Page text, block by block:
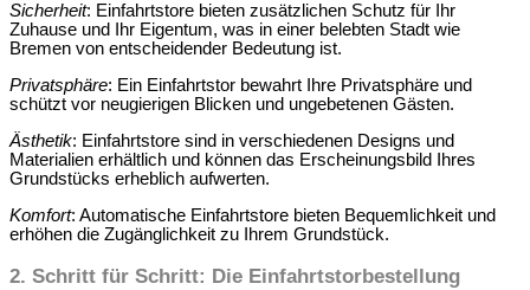
Sicherheit: Einfahrtstore bieten zusätzlichen Schutz für Ihr
Zuhause und Ihr Eigentum, was in einer belebten Stadt wie
Bremen von entscheidender Bedeutung ist.
Privatsphäre: Ein Einfahrtstor bewahrt Ihre Privatsphäre und
schützt vor neugierigen Blicken und ungebetenen Gästen.
Ästhetik: Einfahrtstore sind in verschiedenen Designs und
Materialien erhältlich und können das Erscheinungsbild Ihres
Grundstücks erheblich aufwerten.
Komfort: Automatische Einfahrtstore bieten Bequemlichkeit und
erhöhen die Zugänglichkeit zu Ihrem Grundstück.
2. Schritt für Schritt: Die Einfahrtstorbestellung